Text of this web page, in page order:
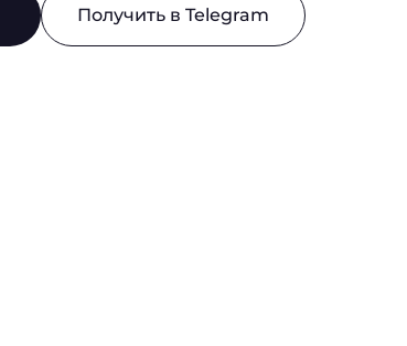
Получить в Telegram